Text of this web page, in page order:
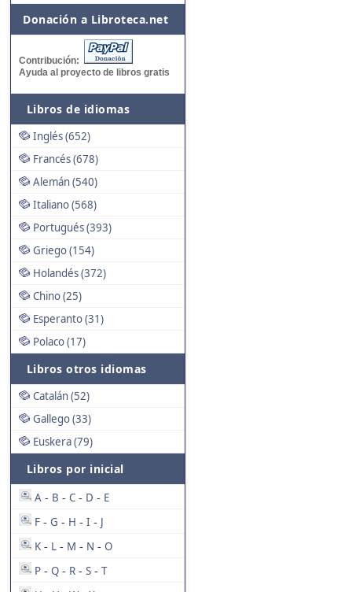
Donación a Libroteca.net
Contribución:
Ayuda al proyecto de libros gratis
Libros de idiomas
Inglés (652)
Francés (678)
Alemán (540)
Italiano (568)
Portugués (393)
Griego (154)
Holandés (372)
Chino (25)
Esperanto (31)
Polaco (17)
Libros otros idiomas
Catalán (52)
Gallego (33)
Euskera (79)
Libros por inicial
A - B - C - D - E
F - G - H - I - J
K - L - M - N - O
P - Q - R - S - T